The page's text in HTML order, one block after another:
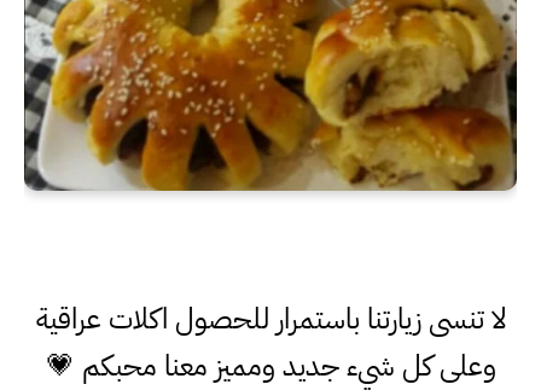
لا تنسى زيارتنا باستمرار للحصول اكلات عراقية
وعلى كل شيء جديد ومميز معنا محبكم 💗